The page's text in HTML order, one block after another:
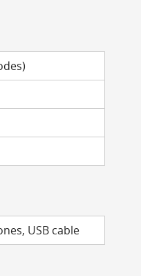
USB cable